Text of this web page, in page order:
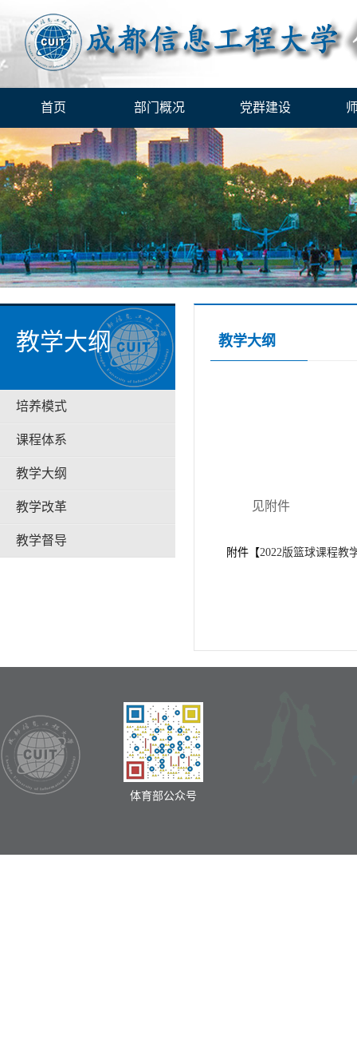
首页 部门概况 党群建设
教学大纲
培养模式
课程体系
教学大纲
教学改革
教学督导
教学大纲
见附件
附件【2022版篮球课程教
体育部公众号